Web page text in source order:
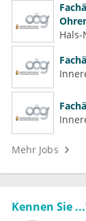
Mehr Jobs
Kennen Sie